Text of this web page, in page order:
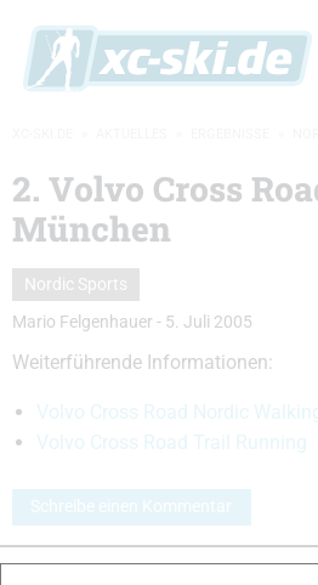
2. Volvo Cross
München
Nordic Sports
Mario Felgenhauer - 5. Juli 2005
Weiterführende Informationen:
Volvo Cross Road Nordic
Volvo Cross Road Trail Running
Schreibe einen Kommentar